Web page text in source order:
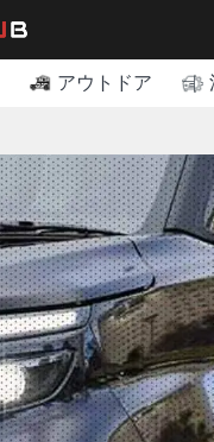
アウトドア